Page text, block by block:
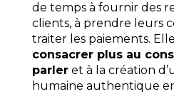
de temps à fournir des
clients, à prendre leurs
traiter les paiements.
consacrer plus au
parleret à la création
humaine authentique